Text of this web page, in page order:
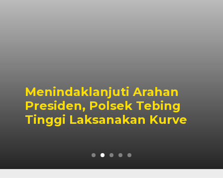
Menindaklanjuti Arahan
Presiden, Polsek Tebing
Tinggi Laksanakan Kurve